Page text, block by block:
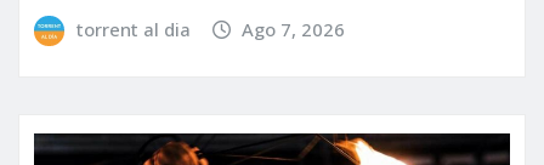
torrent al dia Ago 7, 2026